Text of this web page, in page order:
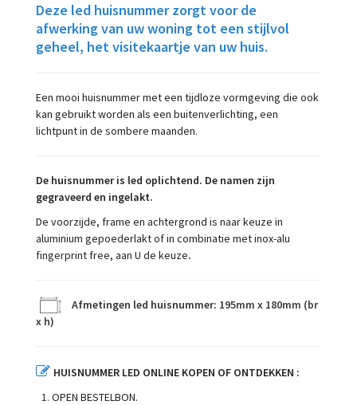
Deze led huisnummer zorgt voor de
afwerking van uw woning tot een stijlvol
geheel, het visitekaartje van uw huis.
Een mooi huisnummer met een tijdloze vormgeving die ook
kan gebruikt worden als een buitenverlichting, een
lichtpunt in de sombere maanden.
De huisnummer is led oplichtend. De namen zijn
gegraveerd en ingelakt.
De voorzijde, frame en achtergrond is naar keuze in
aluminium gepoederlakt of in combinatie met inox-alu
fingerprint free, aan U de keuze.
Afmetingen led huisnummer: 195mm x 180mm (br
x h)
HUISNUMMER LED ONLINE KOPEN OF ONTDEKKEN :
OPEN BESTELBON.